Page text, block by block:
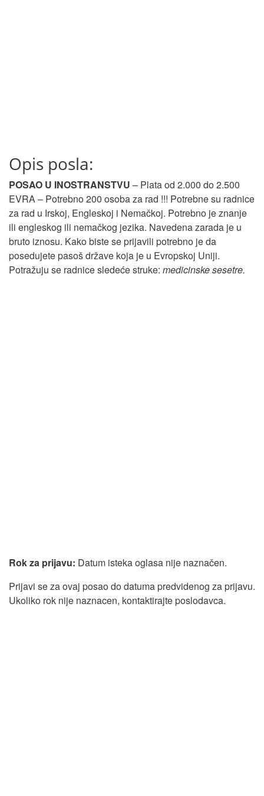
Opis posla:
POSAO U INOSTRANSTVU – Plata od 2.000 do 2.500
EVRA – Potrebno 200 osoba za rad !!! Potrebne su radnice
za rad u Irskoj, Engleskoj i Nemačkoj. Potrebno je znanje
ili engleskog ili nemačkog jezika. Navedena zarada je u
bruto iznosu. Kako biste se prijavili potrebno je da
posedujete pasoš države koja je u Evropskoj Uniji.
Potražuju se radnice sledeće struke: medicinske sesetre.
Rok za prijavu: Datum isteka oglasa nije naznačen.
Prijavi se za ovaj posao do datuma predvidenog za prijavu.
Ukoliko rok nije naznacen, kontaktirajte poslodavca.